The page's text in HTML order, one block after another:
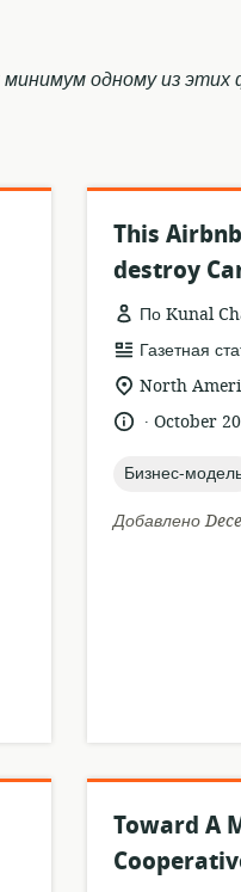
одному из этих
This
destroy
По Kunal
формат
ресурса:
Газетная
актуальное
North
язык:.
опубликовано
October
topic:
Бизнес-
Добавлено
Toward A